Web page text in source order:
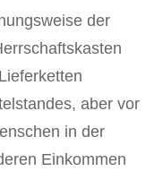
der
aber vor
in der
Einkommen